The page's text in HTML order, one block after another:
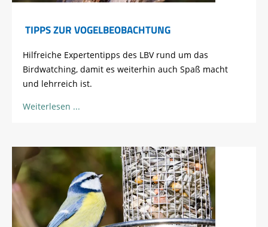
TIPPS ZUR VOGELBEOBACHTUNG
Hilfreiche Expertentipps des LBV rund um das
Birdwatching, damit es weiterhin auch Spaß macht
und lehrreich ist.
Weiterlesen